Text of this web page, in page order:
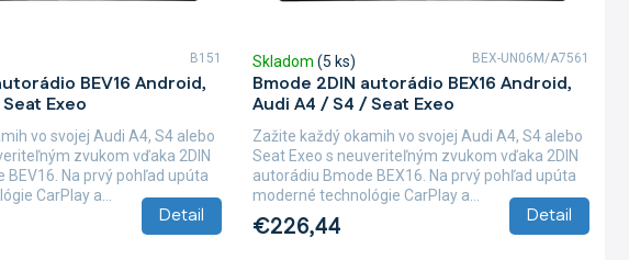
BEV16 Android,
Exeo
Detail
vo svojej Audi A4, S4 alebo
zvukom vďaka 2DIN
BEV16. Na prvý pohľad upúta
CarPlay a...
B151
Bmode 2DIN autorádio BEX16 Android,
Audi A4 / S4 / Seat Exeo
Skladom (5 ks)
€226,44 Detail
Zažite každý okamih vo svojej Audi A4, S4 alebo
Seat Exeo s neuveriteľným zvukom vďaka 2DIN
autorádiu Bmode BEX16. Na prvý pohľad upúta
moderné technológie CarPlay a...
BEX-UN06M/A7561